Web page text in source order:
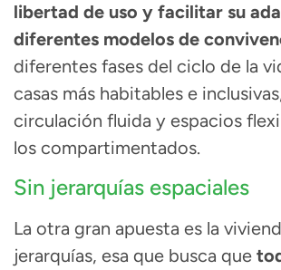
libertad de uso y facilitar su
diferentes modelos de
diferentes fases del ciclo de la
casas más habitables e
circulación fluida y espacios
los compartimentados.
Sin jerarquías espaciales
La otra gran apuesta es la
jerarquías, esa que busca que